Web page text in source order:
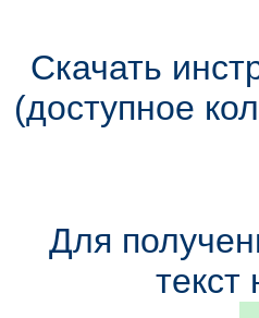
Скачать
(доступное
Для
текст